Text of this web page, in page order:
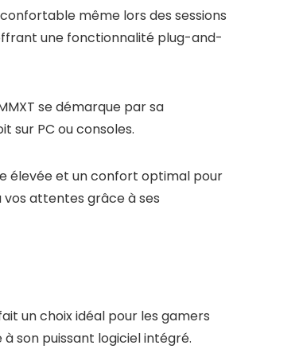
même lors des sessions
une fonctionnalité plug-and-
se démarque par sa
sur PC ou consoles.
élevée et un confort optimal pour
vos attentes grâce à ses
un choix idéal pour les gamers
son puissant logiciel intégré.